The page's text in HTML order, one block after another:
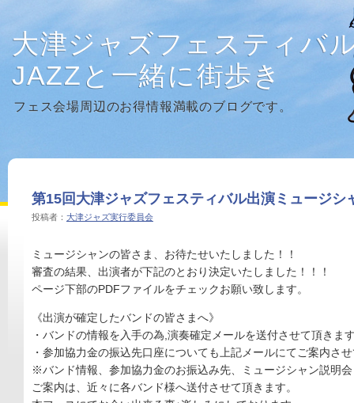
大津ジャズフェスティバ
JAZZと一緒に街歩き
フェス会場周辺のお得情報満載のブログです。
第15回大津ジャズフェスティバル出演ミュージシ
投稿者： 大津ジャズ実行委員会
ミュージシャンの皆さま、お待たせいたしました！！
審査の結果、出演者が下記のとおり決定いたしました！！！
ページ下部のPDFファイルをチェックお願い致します。
《出演が確定したバンドの皆さまへ》
・バンドの情報を入手の為,演奏確定メールを送付させて頂きま
・参加協力金の振込先口座についても上記メールにてご案内さ
※バンド情報、参加協力金のお振込み先、ミュージシャン説明
ご案内は、近々に各バンド様へ送付させて頂きます。